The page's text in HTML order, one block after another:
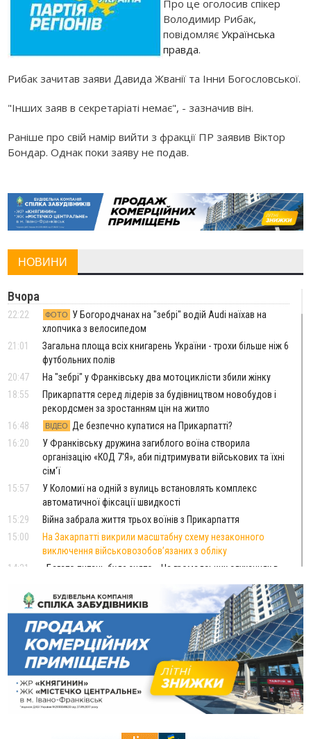
Про це оголосив спікер
Володимир Рибак,
повідомляєУкраїнська
правда.
Рибак зачитав заяви Давида Жванії та Інни Богословської.
"Інших заяв в секретаріаті немає", - зазначив він.
Раніше про свій намір вийти з фракції ПР заявив Віктор
Бондар. Однак поки заяву не подав.
НОВИНИ
Вчора
22:22 ФОТО
У Богородчанах на "зебрі" водій Audi наїхав на
хлопчика з велосипедом
21:01
Загальна площа всіх книгарень України - трохи більше ніж 6
футбольних полів
20:47
На "зебрі" у Франківську два мотоциклісти збили жінку
18:55
Прикарпаття серед лідерів за будівництвом новобудов і
рекордсмен за зростанням цін на житло
16:48
ВІДЕО
Де безпечно купатися на Прикарпатті?
16:20
У Франківську дружина загиблого воїна створила
організацію «КОД 7'Я», аби підтримувати військових та їхні
сім'ї
15:57
У Коломиї на одній з вулиць встановлять комплекс
автоматичної фіксації швидкості
15:29
Війна забрала життя трьох воїнів з Прикарпаття
15:00
На Закарпатті викрили масштабну схему незаконного
виключення військовозобов’язаних з обліку
14:31
«Багато питань буде знято». На громадських слуханнях в
Яремче обговорили, як вирішити питання джипінгу в
Карпатах
13:54
5 «тихих» хвороб, які виявляє профілактичне обстеження
13:30
ФОТО На Надрічній тривають останні приготування до
нового руху
12:57
У Франківську зафіксували найбільшу спеку за всю історію
спостережень
12:24
Лікування наркоманії Київ: чому важливо розпочати
терапію якомога раніше